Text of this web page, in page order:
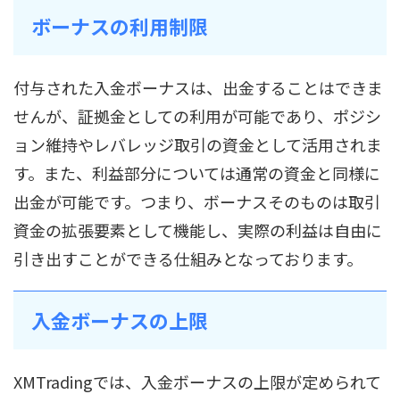
ボーナスの利用制限
付与された入金ボーナスは、出金することはできま
せんが、証拠金としての利用が可能であり、ポジシ
ョン維持やレバレッジ取引の資金として活用されま
す。また、利益部分については通常の資金と同様に
出金が可能です。つまり、ボーナスそのものは取引
資金の拡張要素として機能し、実際の利益は自由に
引き出すことができる仕組みとなっております。
入金ボーナスの上限
XMTradingでは、入金ボーナスの上限が定められて